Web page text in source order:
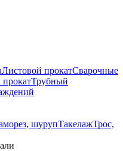
Листовой прокатСварочные
Трубный
шурупТакелажТрос,